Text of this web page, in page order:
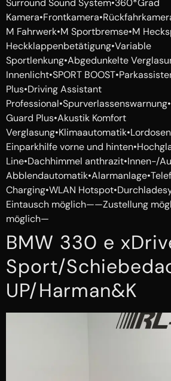
Surround Sound System•360*Grad
M Fahrwerk•M Sportbremse•M
Heckklappenbetätigung•Variable
Sportlenkung•Abgedunkelte
Innenlicht•SPORT
Plus•Driving Assistant
Guard Plus•Akustik Komfort
Einparkhilfe vorne und
Line•Dachhimmel anthrazit•Innen-/
Charging•WLAN
Eintausch möglich——Zustellung
möglich—
BMW 330 e
Sport/
UP/Harman&K